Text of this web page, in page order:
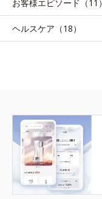
お客様エピソード（11）
ヘルスケア（18）